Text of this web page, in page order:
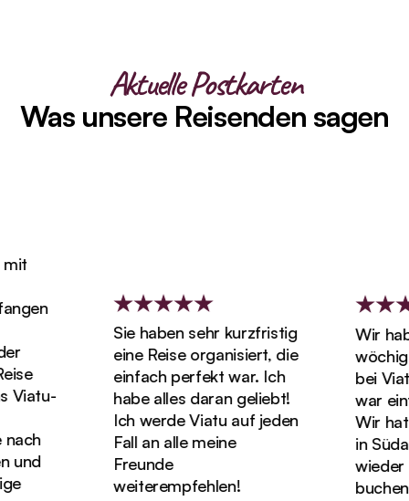
Aktuelle Postkarten
Was unsere Reisenden sagen
Sie haben sehr kurzfristig
eine Reise organisiert, die
einfach perfekt war. Ich
habe alles daran geliebt!
Ich werde Viatu auf jeden
Fall an alle meine
Freunde
weiterempfehlen!
Wir
bei
war
Wir
in
wieder
buchen!